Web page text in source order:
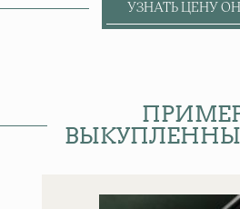
УЗНАТЬ ЦЕНУ